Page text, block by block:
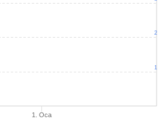
1. Oca
1
2